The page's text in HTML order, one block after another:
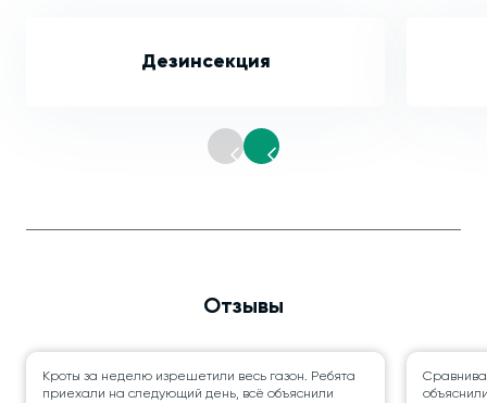
Дезинсекция
Отзывы
Кроты за неделю изрешетили весь газон. Ребята
приехали на следующий день, всё объяснили